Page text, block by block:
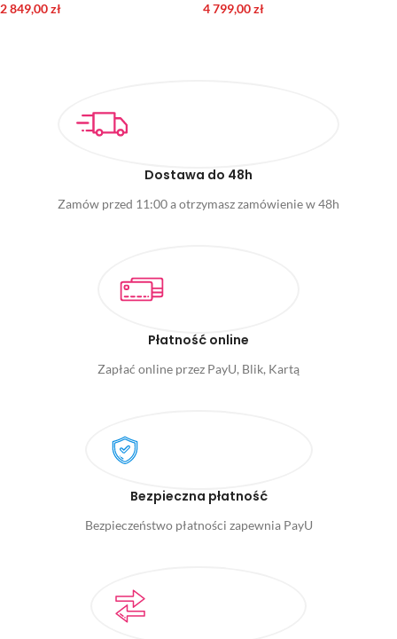
2 849,00zł
4 799,00zł
Dostawa do 48h
Zamów przed 11:00 a otrzymasz zamówienie w 48h
Płatność online
Zapłać online przez PayU, Blik, Kartą
Bezpieczna płatność
Bezpieczeństwo płatności zapewnia PayU